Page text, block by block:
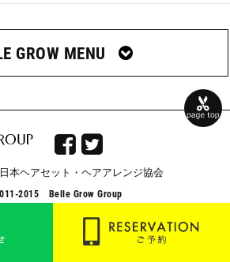
GROW MENU
 
本ヘアセット・ヘアアレンジ協会
2015 Belle Grow Group